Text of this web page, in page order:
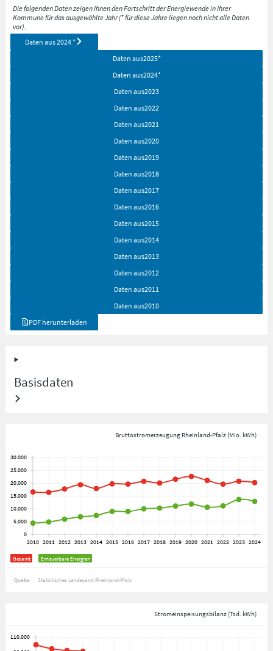
Die folgenden Daten zeigen Ihnen den Fortschritt der Energiewende in Ihrer
Kommune für das ausgewählte Jahr (* für diese Jahre liegen noch nicht alle Daten
vor).
Daten aus2024*
Daten aus2025*
Daten aus2024*
Daten aus2023
Daten aus2022
Daten aus2021
Daten aus2020
Daten aus2019
Daten aus2018
Daten aus2017
Daten aus2016
Daten aus2015
Daten aus2014
Daten aus2013
Daten aus2012
Daten aus2011
Daten aus2010
PDF herunterladen
Basisdaten
Bruttostromerzeugung Rheinland-Pfalz (Mio. kWh)
Gesamt Erneuerbare Energien
Quelle: Statistisches Landesamt Rheinland-Pfalz
Stromeinspeisungsbilanz (Tsd. kWh)